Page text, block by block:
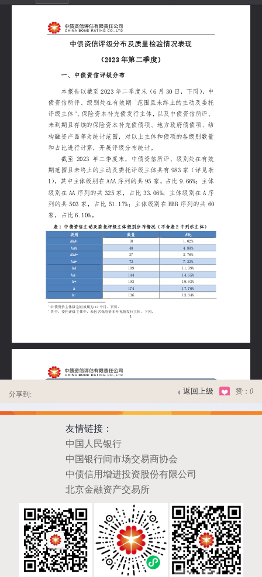
分享到: 返回上级 赞： 0
友情链接：
中国人民银行
中国银行间市场交易商协会
中债信用增进投资股份有限公司
北京金融资产交易所